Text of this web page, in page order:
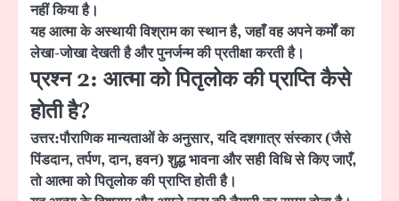
नहीं किया है।
यह आत्मा के अस्थायी विश्राम का स्थान है, जहाँ वह अपने कर्मों का
लेखा-जोखा देखती है और पुनर्जन्म की प्रतीक्षा करती है।
प्रश्न 2: आत्मा को पितृलोक की प्राप्ति कैसे
होती है?
उत्तर:पौराणिक मान्यताओं के अनुसार, यदि दशगात्र संस्कार (जैसे
पिंडदान, तर्पण, दान, हवन) शुद्ध भावना और सही विधि से किए जाएँ,
तो आत्मा को पितृलोक की प्राप्ति होती है।